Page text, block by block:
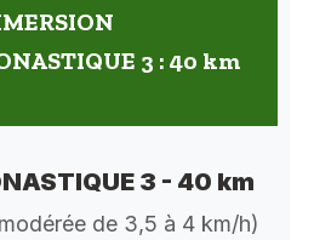
3 : 40 km
3 - 40 km
de 3,5 à 4 km/h)